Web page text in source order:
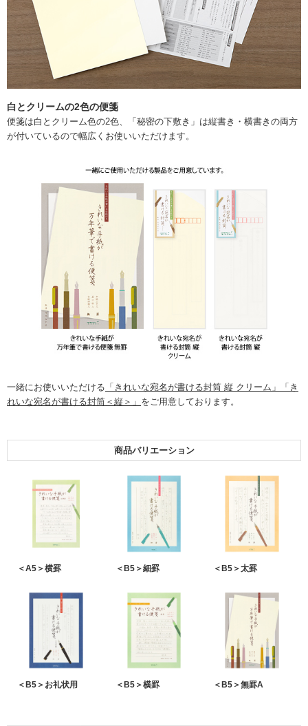
白とクリームの2色の便箋
便箋は白とクリーム色の2色、「秘密の下敷き」は縦書き・横書きの両方
が付いているので幅広くお使いいただけます。
一緒にお使いいただける 「きれいな宛名が書ける封筒 縦 クリーム」
「き
れいな宛名が書ける封筒＜縦＞」 をご用意しております。
商品バリエーション
＜A5＞横罫 ＜B5＞細罫 ＜B5＞太罫
＜B5＞お礼状用 ＜B5＞横罫 ＜B5＞無罫A